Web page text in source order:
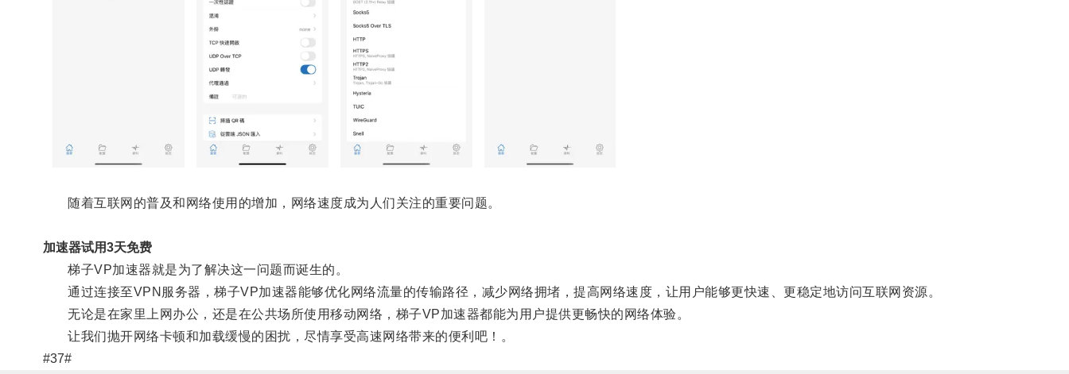
随着互联网的普及和网络使用的增加，网络速度成为人们关注的重要问题。
加速器试用3天免费
梯子VP加速器就是为了解决这一问题而诞生的。
通过连接至VPN服务器，梯子VP加速器能够优化网络流量的传输路径，减少网络拥堵，提高网络速度，让用户能够更快速、更稳定地访问互联网资源。
无论是在家里上网办公，还是在公共场所使用移动网络，梯子VP加速器都能为用户提供更畅快的网络体验。
让我们抛开网络卡顿和加载缓慢的困扰，尽情享受高速网络带来的便利吧！。
#37#